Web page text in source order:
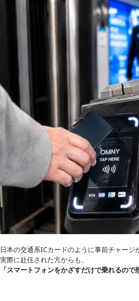
日本の交通系ICカードのように事前チャー
実際に赴任された方からも、
「スマートフォンをかざすだけで乗れるので